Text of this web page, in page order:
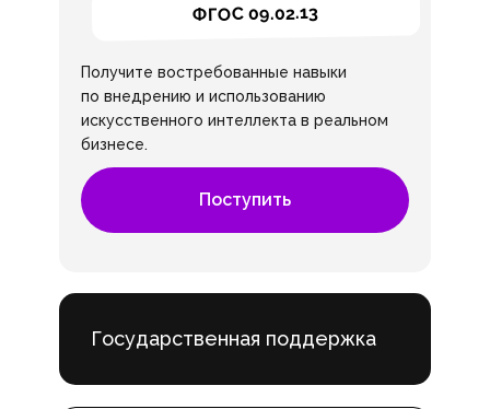
ФГОС 09.02.13
Получите востребованные навыки
по внедрению и использованию
искусственного интеллекта в реальном
бизнесе.
Поступить
Государственная поддержка